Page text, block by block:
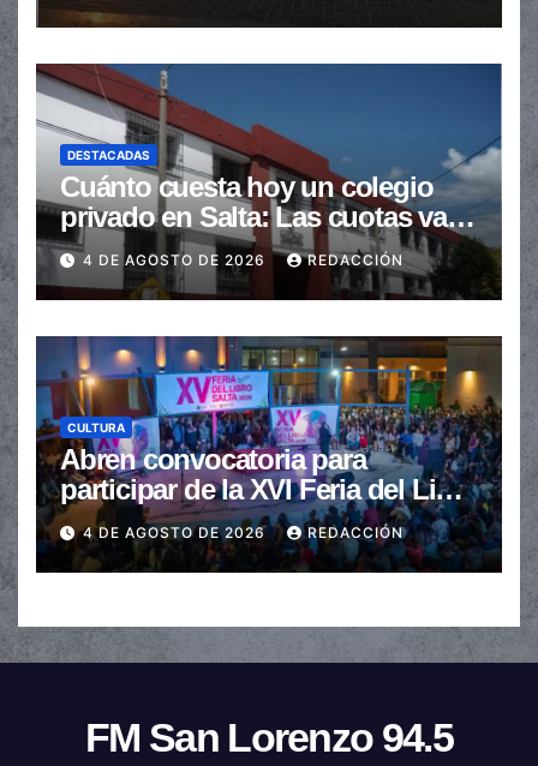
DESTACADAS
Cuánto cuesta hoy un colegio
privado en Salta: Las cuotas van
de $110.000 a más de $600.000
4 DE AGOSTO DE 2026 REDACCIÓN
CULTURA
Abren convocatoria para
participar de la XVI Feria del Libro
de Salta
4 DE AGOSTO DE 2026 REDACCIÓN
FM San Lorenzo 94.5